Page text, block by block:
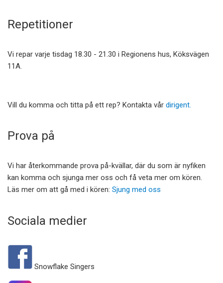
Repetitioner
Vi repar varje tisdag 18.30 - 21.30 i Regionens hus, Köksvägen
11A.
Vill du komma och titta på ett rep? Kontakta vår dirigent.
Prova på
Vi har återkommande prova på-kvällar, där du som är nyfiken
kan komma och sjunga mer oss och få veta mer om kören.
Läs mer om att gå med i kören: Sjung med oss
Sociala medier
Snowflake Singers